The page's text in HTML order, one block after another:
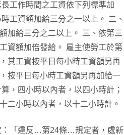
工作時間之工資依下列標準加
工資額加給三分之一以上。 二、
加給三分之二以上。 三、依第三
資額加倍發給。 雇主使勞工於第
其工資按平日每小時工資額另再
按平日每小時工資額另再加給一
，四小時以內者，以四小時計；
二小時以內者，以十二小時計。
：「違反…第24條…規定者，處新